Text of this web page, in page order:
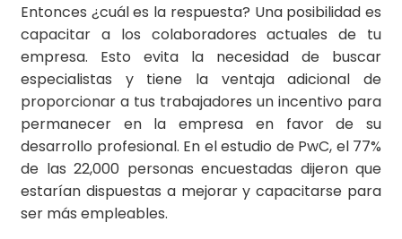
Entonces ¿cuál es la respuesta? Una posibilidad es
capacitar a los colaboradores actuales de tu
empresa. Esto evita la necesidad de buscar
especialistas y tiene la ventaja adicional de
proporcionar a tus trabajadores un incentivo para
permanecer en la empresa en favor de su
desarrollo profesional. En el estudio de PwC, el 77%
de las 22,000 personas encuestadas dijeron que
estarían dispuestas a mejorar y capacitarse para
ser más empleables.